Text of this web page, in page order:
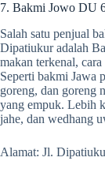
7. Bakmi Jowo DU
Salah satu penjual
Dipatiukur adalah
makan terkenal,
Seperti bakmi Jawa
goreng, dan goreng
yang empuk. Lebih
jahe, dan wedhang
Alamat: Jl.